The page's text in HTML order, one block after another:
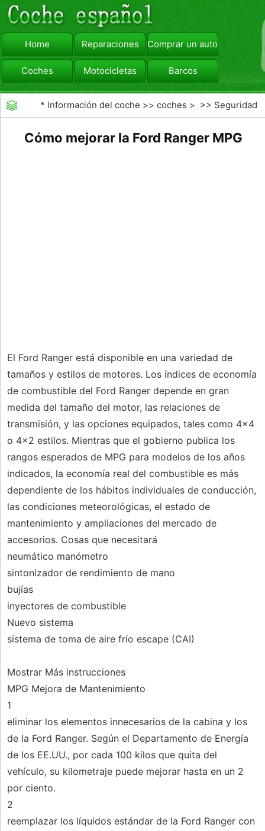
Home Reparaciones Comprar un automóvil
Coches Motocicletas Barcos
viajar Camiones
* Información del coche >>coches > >> Seguridad
Cómo mejorar la Ford Ranger MPG
El Ford Ranger está disponible en una variedad de
tamaños y estilos de motores. Los índices de economía
de combustible del Ford Ranger depende en gran
medida del tamaño del motor, las relaciones de
transmisión, y las opciones equipados, tales como 4x4
o 4x2 estilos. Mientras que el gobierno publica los
rangos esperados de MPG para modelos de los años
indicados, la economía real del combustible es más
dependiente de los hábitos individuales de conducción,
las condiciones meteorológicas, el estado de
mantenimiento y ampliaciones del mercado de
accesorios. Cosas que necesitará
neumático manómetro
sintonizador de rendimiento de mano
bujías
inyectores de combustible
Nuevo sistema
sistema de toma de aire frío escape (CAI)
Mostrar Más instrucciones
MPG Mejora de Mantenimiento
1
eliminar los elementos innecesarios de la cabina y los
de la Ford Ranger. Según el Departamento de Energía
de los EE.UU., por cada 100 kilos que quita del
vehículo, su kilometraje puede mejorar hasta en un 2
por ciento.
2
reemplazar los líquidos estándar de la Ford Ranger con